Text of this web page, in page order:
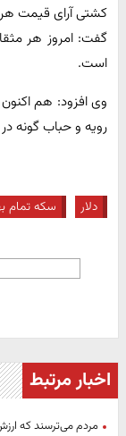
کشتی آرای قیمت هر
است.
وی افزود: هم
رویه و حباب گونه
دلار سکه تمام
اخبار مرتبط
مردم می‌ترسند که